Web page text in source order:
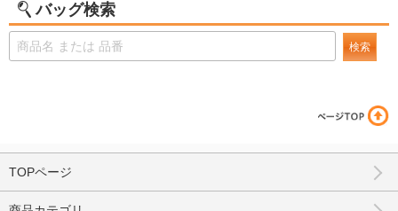
バッグ検索
検索
TOPページ